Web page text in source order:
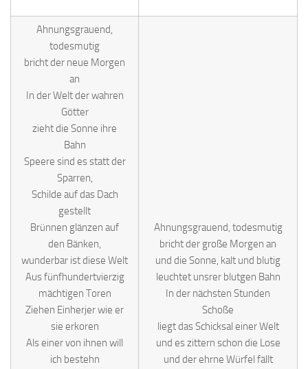
Ahnungsgrauend,
todesmutig
bricht der neue Morgen
an
In der Welt der wahren
Götter
zieht die Sonne ihre
Bahn
Speere sind es statt der
Sparren,
Schilde auf das Dach
gestellt
Brünnen glänzen auf
den Bänken,
wunderbar ist diese Welt
Aus fünfhundertvierzig
mächtigen Toren
Ziehen Einherjer wie er
sie erkoren
Als einer von ihnen will
ich bestehn
Ahnungsgrauend, todesmutig
bricht der große Morgen an
und die Sonne, kalt und blutig
leuchtet unsrer blutgen Bahn
In der nächsten Stunden
Schoße
liegt das Schicksal einer Welt
und es zittern schon die Lose
und der ehrne Würfel fällt